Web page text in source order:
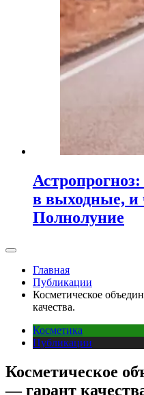
в выходные, и
Полнолуние
Главная
Публикации
Косметическое
качества.
Косметика
Публикации
Косметическое
— гарант